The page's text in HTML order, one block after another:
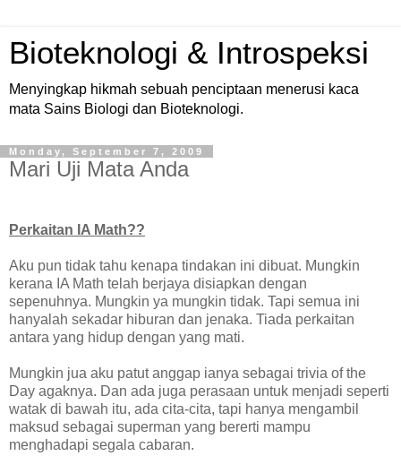
Bioteknologi & Introspeksi
Menyingkap hikmah sebuah penciptaan menerusi kaca
mata Sains Biologi dan Bioteknologi.
Monday, September 7, 2009
Mari Uji Mata Anda
Perkaitan IA Math??
Aku pun tidak tahu kenapa tindakan ini dibuat. Mungkin
kerana IA Math telah berjaya disiapkan dengan
sepenuhnya. Mungkin ya mungkin tidak. Tapi semua ini
hanyalah sekadar hiburan dan jenaka. Tiada perkaitan
antara yang hidup dengan yang mati.
Mungkin jua aku patut anggap ianya sebagai trivia of the
Day agaknya. Dan ada juga perasaan untuk menjadi seperti
watak di bawah itu, ada cita-cita, tapi hanya mengambil
maksud sebagai superman yang bererti mampu
menghadapi segala cabaran.